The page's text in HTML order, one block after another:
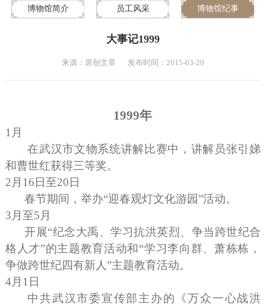
博物馆简介 员工风采 博物馆纪事
大事记1999
来源：原创文章 发布时间：2015-03-20
1999年
1 月
在武汉市文物系统讲解比赛中，讲解员张引娣
和曹世红获得三等奖。
2 月 16 日至20 日
春节期间，举办“迎春观灯文化游园”活动。
3 月至5 月
开展“纪念大禹、学习抗洪英烈、争当跨世纪合
格人才”的主题教育活动和“学习李向群、萧栋栋，
争做跨世纪四有新人”主题教育活动。
4月 1 日
中共武汉市委宣传部主办的《万众一心战洪